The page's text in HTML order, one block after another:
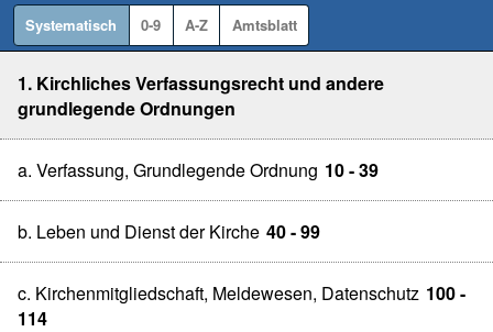
Systematisch 0-9 A-Z Amtsblatt
1. Kirchliches Verfassungsrecht und andere
grundlegende Ordnungen
a. Verfassung, Grundlegende Ordnung 10 - 39
b. Leben und Dienst der Kirche 40 - 99
c. Kirchenmitgliedschaft, Meldewesen, Datenschutz 100 -
114